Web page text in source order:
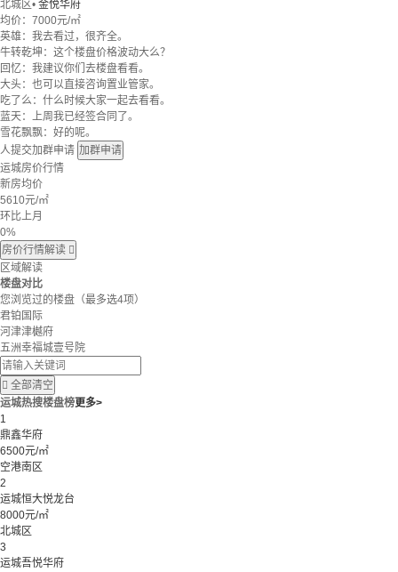
北城区• 金悦华府
均价： 7000元/㎡
英雄：我去看过，很齐全。
牛转乾坤：这个楼盘价格波动大么？
回忆：我建议你们去楼盘看看。
大头：也可以直接咨询置业管家。
吃了么：什么时候大家一起去看看。
蓝天：上周我已经签合同了。
雪花飘飘：好的呢。
人提交加群申请 加群申请
运城房价行情
新房均价
5610元/㎡
环比上月
0%
房价行情解读 
区域解读
楼盘对比
您浏览过的楼盘 （最多选4项）
君铂国际
河津津樾府
五洲幸福城壹号院
 全部清空
运城热搜楼盘榜更多>
1
鼎鑫华府
6500元/㎡
空港南区
2
运城恒大悦龙台
8000元/㎡
北城区
3
运城吾悦华府